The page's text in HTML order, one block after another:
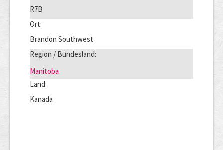
R7B
Ort:
Brandon Southwest
Region / Bundesland:
Manitoba
Land:
Kanada